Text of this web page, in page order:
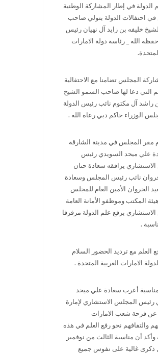
الدولة في إطار المشاركة الوطنية
احتفالات الدولة بتولي صاحب
خليفه بن زايد آل نهيان رئيس
حفظه الله _ رئاسة دولة الامارات
المجلس تضامنا مع الاحتفالية
التي دعا لها صاحب السمو الشيخ
راشد آل مكتوم نائب رئيس الدولة
الوزراء حاكم دبي رعاه الله .
مقر المجلس في مدينة الشارقة
علي ميحد السويدي رئيس
يرافقه سعادة حنان
نائب رئيس المجلس وسعادة
الجروان الأمين العام للمجلس
المكتب وموظفو الأمانة العامة
برفع علم الدولة مرفرفا
.
العلم مع ترديد الحضور السلام
الامارات العربية المتحدة .
أعرب سعادة علي ميحد
رئيس المجلس الاستشاري لإمارة
عن فرحة شعب الامارات
والتفافهم نحو رفع العلم في هذه
وأكد أن مناسبة الثالث من نوفمبر
ذكرى غالية على نفوس جميع